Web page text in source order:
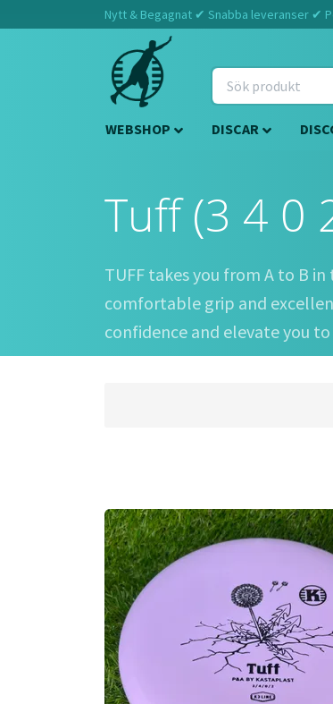
Nytt & Begagnat ✔ Snabba leveranser ✔
WEBSHOP DISCAR
Tuff (3 4 0
TUFF takes you from A to B
comfortable grip and
confidence and elevate you